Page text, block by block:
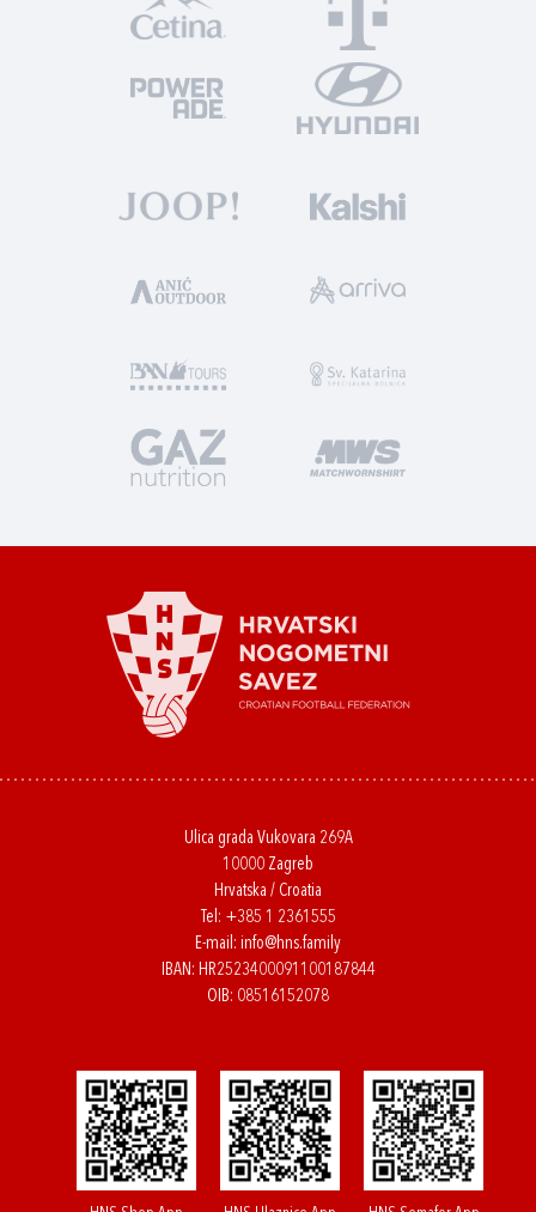
Ulica grada Vukovara 269A
10000 Zagreb
Hrvatska / Croatia
Tel: +385 1 2361555
E-mail: info@hns.family
IBAN: HR2523400091100187844
OIB: 08516152078